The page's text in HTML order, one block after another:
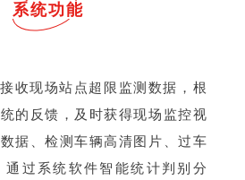
系统功能
收现场站点超限监测数据，根
的反馈，及时获得现场监控视
据、检测车辆高清图片、过车
通过系统软件智能统计判别分